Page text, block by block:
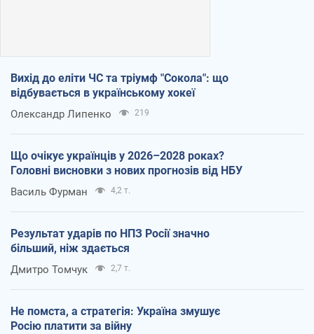
Вихід до еліти ЧС та тріумф "Сокола": що
відбувається в українському хокеї
Олександр Липенко 219
Що очікує українців у 2026–2028 роках?
Головні висновки з нових прогнозів від НБУ
Василь Фурман 4,2 т.
Результат ударів по НПЗ Росії значно
більший, ніж здається
Дмитро Томчук 2,7 т.
Не помста, а стратегія: Україна змушує
Росію платити за війну